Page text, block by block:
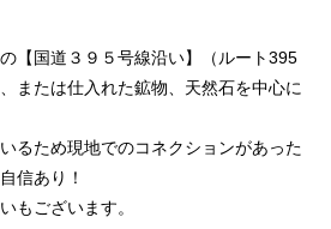
【国道３９５号線沿い】（ルート395
または仕入れた鉱物、天然石を中心に
るため現地でのコネクションがあった
信あり！
もございます。